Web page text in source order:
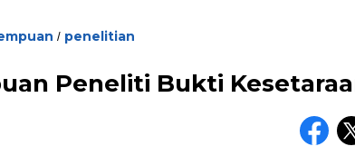
/ penelitian
Peneliti Bukti